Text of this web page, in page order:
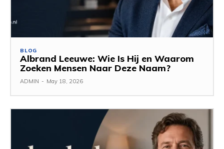
BLOG
Albrand Leeuwe: Wie Is Hij en Waarom
Zoeken Mensen Naar Deze Naam?
ADMIN - May 18, 2026